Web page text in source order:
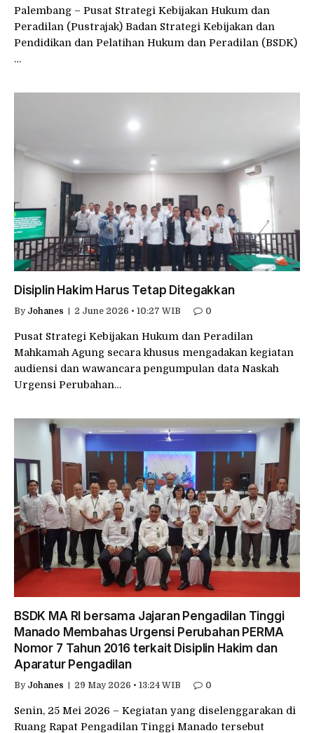
Palembang – Pusat Strategi Kebijakan Hukum dan
Peradilan (Pustrajak) Badan Strategi Kebijakan dan
Pendidikan dan Pelatihan Hukum dan Peradilan (BSDK)
…
Disiplin Hakim Harus Tetap Ditegakkan
By Johanes 2 June 2026 • 10:27 WIB 0
Pusat Strategi Kebijakan Hukum dan Peradilan
Mahkamah Agung secara khusus mengadakan kegiatan
audiensi dan wawancara pengumpulan data Naskah
Urgensi Perubahan…
BSDK MA RI bersama Jajaran Pengadilan Tinggi
Manado Membahas Urgensi Perubahan PERMA
Nomor 7 Tahun 2016 terkait Disiplin Hakim dan
Aparatur Pengadilan
By Johanes 29 May 2026 • 13:24 WIB 0
Senin, 25 Mei 2026 – Kegiatan yang diselenggarakan di
Ruang Rapat Pengadilan Tinggi Manado tersebut